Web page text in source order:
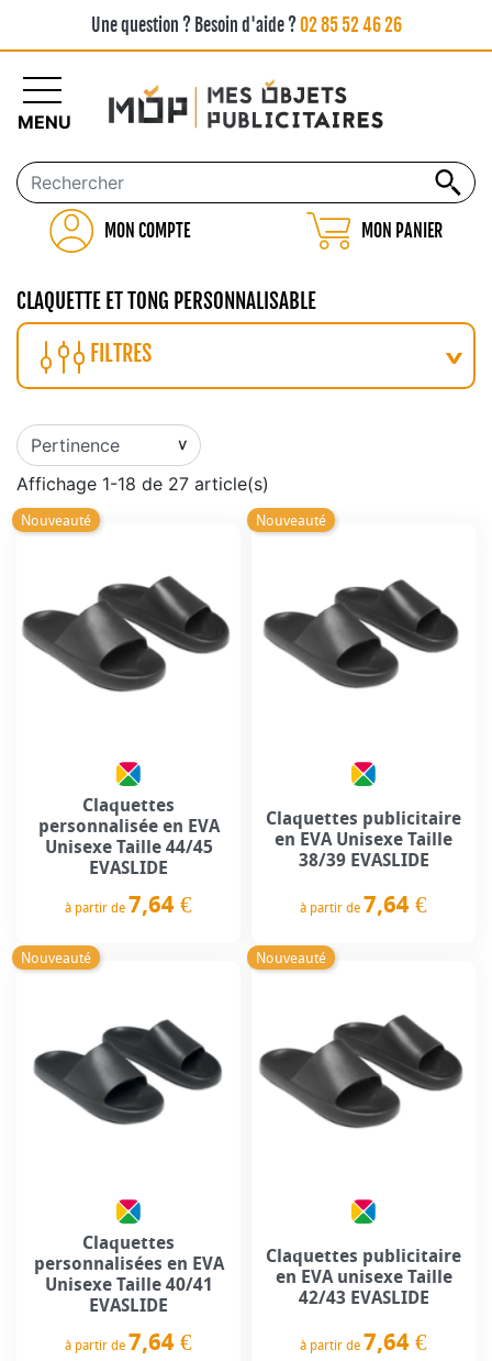
Une question ? Besoin d'aide ?02 85 52 46 26
MON COMPTE MON PANIER
MENU
CLAQUETTE ET TONG PERSONNALISABLE
FILTRES
Affichage 1-18 de 27 article(s)
Nouveauté
Claquettes
personnalisée en EVA
Unisexe Taille 44/45
EVASLIDE
à partir de 7,64 €
Nouveauté
Claquettes publicitaire
en EVA Unisexe Taille
38/39 EVASLIDE
à partir de 7,64 €
Nouveauté
Claquettes
personnalisées en EVA
Unisexe Taille 40/41
EVASLIDE
à partir de 7,64 €
Nouveauté
Claquettes publicitaire
en EVA unisexe Taille
42/43 EVASLIDE
à partir de 7,64 €